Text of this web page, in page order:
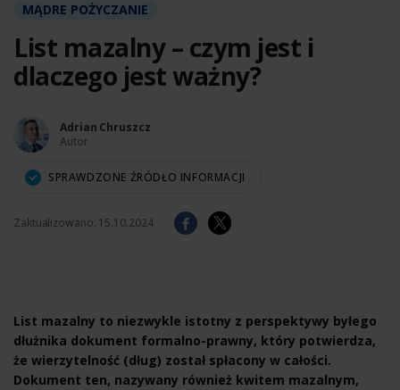
MĄDRE POŻYCZANIE
List mazalny – czym jest i
dlaczego jest ważny?
Adrian Chruszcz
Autor
SPRAWDZONE ŹRÓDŁO INFORMACJI
Zaktualizowano: 15.10.2024
List mazalny to niezwykle istotny z perspektywy byłego
dłużnika dokument formalno-prawny, który potwierdza,
że wierzytelność (dług) został spłacony w całości.
Dokument ten, nazywany również kwitem mazalnym,